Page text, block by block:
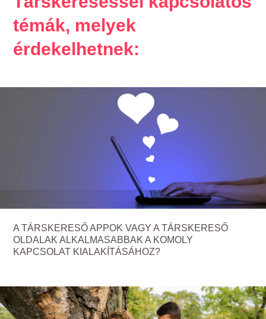
témák, melyek
érdekelhetnek:
A TÁRSKERESŐ APPOK VAGY A TÁRSKERESŐ
OLDALAK ALKALMASABBAK A KOMOLY
KAPCSOLAT KIALAKÍTÁSÁHOZ?